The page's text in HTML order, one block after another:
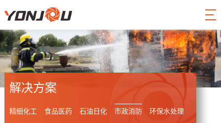
解决方案
精细化工 食品医药 石油日化 市政消防 环保水处理